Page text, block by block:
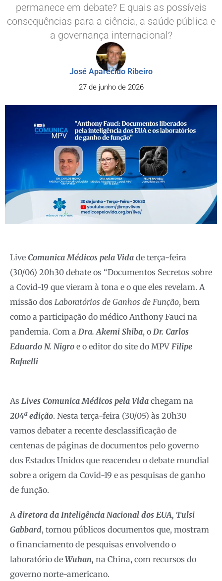
permanece em debate? E quais as possíveis
consequências para a ciência, a saúde pública e
a governança internacional?
José Aparecido Ribeiro
27 de junho de 2026
Live Comunica Médicos pela Vida de terça-feira
(30/06) 20h30 debate os “Documentos Secretos sobre
a Covid-19 que vieram à tona e o que eles revelam. A
missão dos Laboratórios de Ganhos de Função, bem
como a participação do médico Anthony Fauci na
pandemia. Com a Dra. Akemi Shiba, o Dr. Carlos
Eduardo N. Nigro e o editor do site do MPV Filipe
Rafaelli
As Lives Comunica Médicos pela Vida chegam na
204ª edição. Nesta terça-feira (30/05) às 20h30
vamos debater a recente desclassificação de
centenas de páginas de documentos pelo governo
dos Estados Unidos que reacendeu o debate mundial
sobre a origem da Covid-19 e as pesquisas de ganho
de função.
A diretora da Inteligência Nacional dos EUA, Tulsi
Gabbard, tornou públicos documentos que, mostram
o financiamento de pesquisas envolvendo o
laboratório de Wuhan, na China, com recursos do
governo norte-americano.